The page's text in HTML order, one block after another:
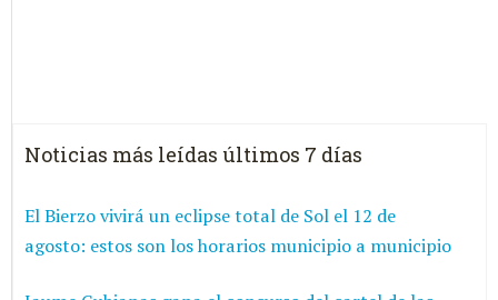
Noticias más leídas últimos 7 días
El Bierzo vivirá un eclipse total de Sol el 12 de
agosto: estos son los horarios municipio a municipio